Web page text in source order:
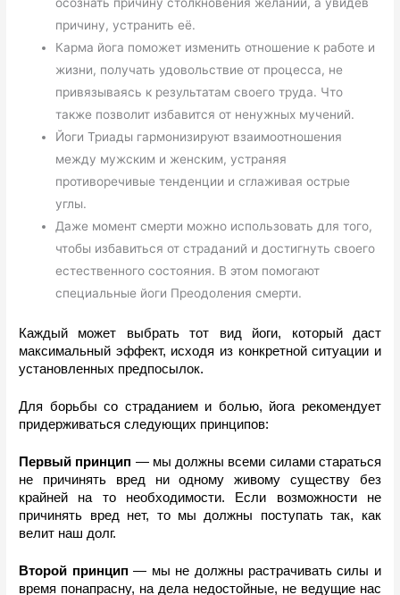
осознать причину столкновения желаний, а увидев
причину, устранить её.
Карма йога поможет изменить отношение к работе и
жизни, получать удовольствие от процесса, не
привязываясь к результатам своего труда. Что
также позволит избавится от ненужных мучений.
Йоги Триады гармонизируют взаимоотношения
между мужским и женским, устраняя
противоречивые тенденции и сглаживая острые
углы.
Даже момент смерти можно использовать для того,
чтобы избавиться от страданий и достигнуть своего
естественного состояния. В этом помогают
специальные йоги Преодоления смерти.
Каждый может выбрать тот вид йоги, который даст
максимальный эффект, исходя из конкретной ситуации и
установленных предпосылок.
Для борьбы со страданием и болью, йога рекомендует
придерживаться следующих принципов:
Первый принцип — мы должны всеми силами стараться
не причинять вред ни одному живому существу без
крайней на то необходимости. Если возможности не
причинять вред нет, то мы должны поступать так, как
велит наш долг.
Второй принцип — мы не должны растрачивать силы и
время понапрасну, на дела недостойные, не ведущие нас